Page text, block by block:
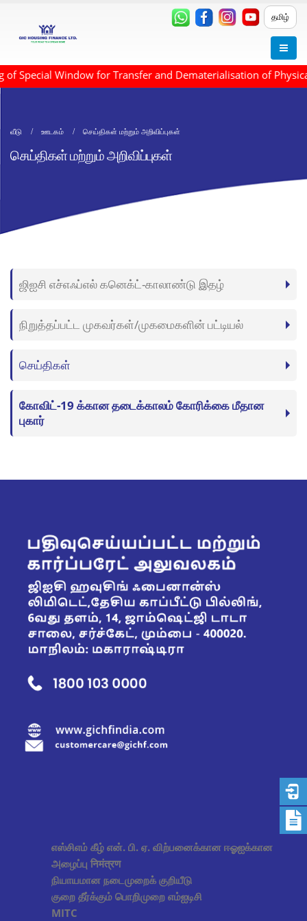
தமிழ்
Special Window for Transfer and Dematerialisation of
வீடு ஊடகம் செய்திகள் மற்றும் அறிவிப்புகள்
செய்திகள் மற்றும் அறிவிப்புகள்
ஜிஐசி எச்எஃப்எல் கனெக்ட்-காலாண்டு இதழ்
நிறுத்தப்பட்ட முகவர்கள்/முகமைகளின் பட்டியல்
செய்திகள்
கோவிட்-19 க்கான தடைக்காலம் கோரிக்கை மீதான
புகார்
எஸ்சிஎம் கீழ் என். பி. ஏ. விற்பனைக்கான ஈஓஐக்கான
அழைப்பு निमंत्रण
நியாயமான நடைமுறைக் குறியீடு
குறை தீர்க்கும் பொறிமுறை எம்ஐடிசி
MITC